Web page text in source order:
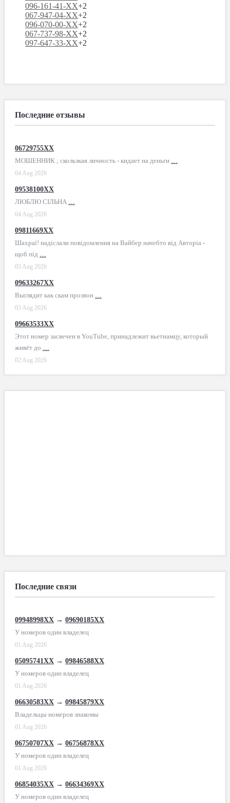
096-161-41-XX+2
067-947-04-XX+2
096-070-00-XX+2
067-737-98-XX+2
097-647-33-XX+2
Последние отзывы
06729755XX
МОШЕННИК ; скользкая личность - кидает на деньги …
04 Aug 2026
09538100XX
ЛЮБЛЮ СІЛЬНА …
04 Aug 2026
09811669XX
Шахраї! надіслали повідомлення на Вайбер начебто від Авторіа -
щоб під …
03 Aug 2026
09633267XX
Выглядит как скам прозвон …
03 Aug 2026
09663533XX
Этот номер засвечен в YouTube, принадлежит вьетнамцу, который
живёт до …
02 Aug 2026
Последние связи
09948998XX → 09690185XX
У номеров один владелец
01 Aug 2026
05095741XX → 09846588XX
У номеров один владелец
01 Aug 2026
06630583XX → 09845879XX
Владельцы номеров знакомы
01 Aug 2026
06750707XX → 06756878XX
У номеров один владелец
01 Aug 2026
06854035XX → 06634369XX
У номеров один владелец